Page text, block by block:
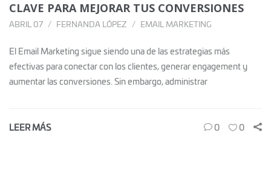
CLAVE PARA MEJORAR TUS CONVERSIONES
ABRIL 07 FERNANDA LÓPEZ EMAIL MARKETING
El Email Marketing sigue siendo una de las estrategias más
efectivas para conectar con los clientes, generar engagement y
aumentar las conversiones. Sin embargo, administrar
LEER MÁS 0 0